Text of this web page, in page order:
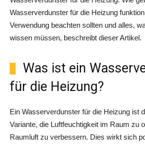
Wasserverdunster für die Heizung
Verwendung beachten sollten und alles,
wissen müssen, beschreibt dieser Artikel.
Was ist ein
für die Heizung?
Ein Wasserverdunster für die Heizung ist
Variante, die Luftfeuchtigkeit im Raum zu
Raumluft zu verbessern. Dies wirkt sich